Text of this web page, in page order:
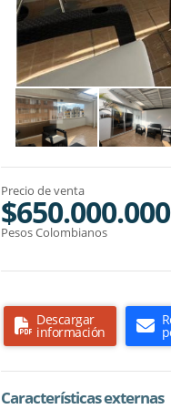
Precio de venta
$650.000.000
Pesos Colombianos
Descargar
información
Características externas